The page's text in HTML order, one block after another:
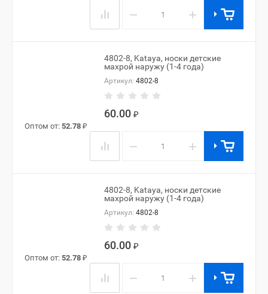
− +
4802-8, Kataya, носки детские
махрой наружу (1-4 года)
Артикул: 4802-8
60.00 ₽
Оптом от: 52.78 ₽
− +
4802-8, Kataya, носки детские
махрой наружу (1-4 года)
Артикул: 4802-8
60.00 ₽
Оптом от: 52.78 ₽
− +